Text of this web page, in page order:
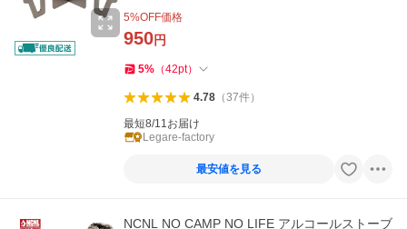
5%OFF価格
950円
5% （42pt）
4.78（37件）
最短8/11お届け
Legare-factory
最安値を見る
NCNL NO CAMP NO LIFE アルコールストーブ